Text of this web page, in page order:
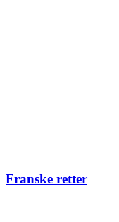
Franske retter